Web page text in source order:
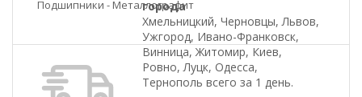
Подшипники - Металлографит
города
Хмельницкий, Черновцы, Львов,
Ужгород, Ивано-Франковск,
Винница, Житомир, Киев,
Ровно, Луцк, Одесса,
Тернополь всего за 1 день.